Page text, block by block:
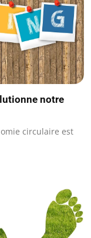
notre
circulaire est